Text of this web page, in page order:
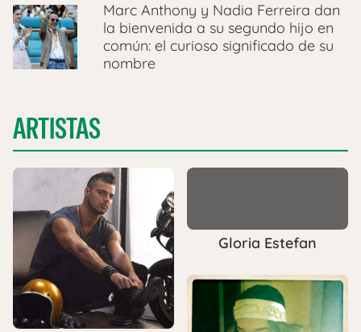
Marc Anthony y Nadia Ferreira dan
la bienvenida a su segundo hijo en
común: el curioso significado de su
nombre
ARTISTAS
Gloria Estefan